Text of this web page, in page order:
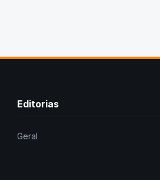
Editorias
Geral